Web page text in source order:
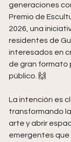
generaciones
Premio de
2026, una
residentes de
interesados en
de gran formato
público. 🙌
La intención es
transformando
arte y abrir
emergentes que